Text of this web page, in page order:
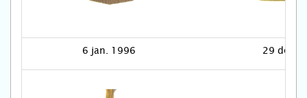
6 jan. 1996 29 dec.